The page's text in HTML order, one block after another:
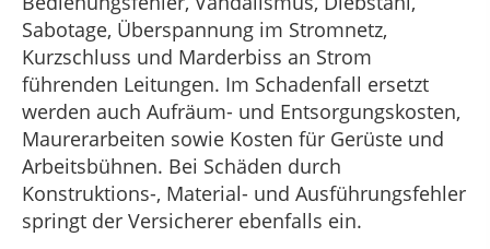
Sabotage, Überspannung im Stromnetz,
Kurzschluss und Marderbiss an Strom
führenden Leitungen. Im Schadenfall ersetzt
werden auch Aufräum- und Entsorgungskosten,
Maurerarbeiten sowie Kosten für Gerüste und
Arbeitsbühnen. Bei Schäden durch
Konstruktions-, Material- und Ausführungsfehler
springt der Versicherer ebenfalls ein.